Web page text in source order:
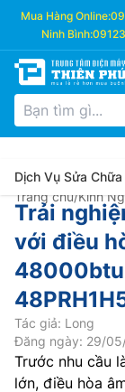
Mua Hàng Online:
Ninh Bình:
Dịch Vụ Sửa
Trang chủ/Kinh
Trải
với điều
Tác giả: Long
Đăng ngày: 29/
Trước nhu cầu
lớn, điều hòa